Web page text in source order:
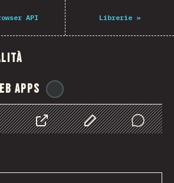
API Librerie »
Apps
CondividerePersonalizza i dati
Comments
of JS 2021